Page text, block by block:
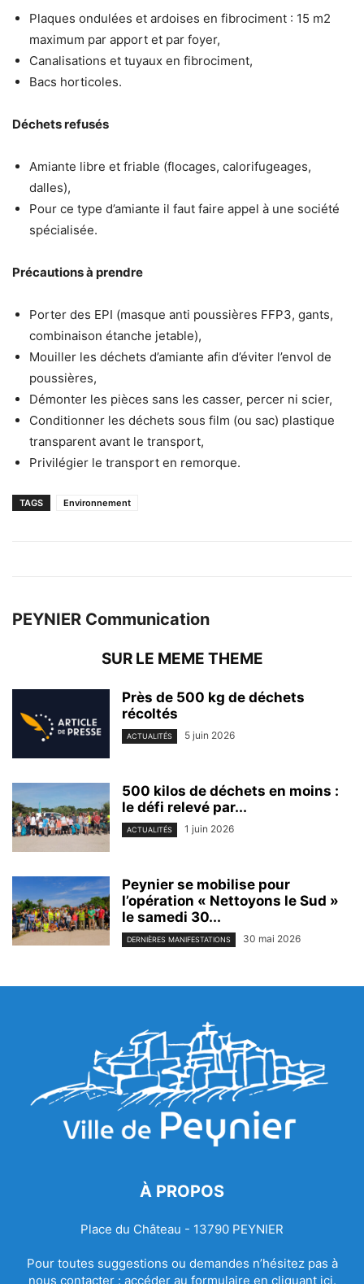
Plaques ondulées et ardoises en fibrociment : 15 m2
maximum par apport et par foyer,
Canalisations et tuyaux en fibrociment,
Bacs horticoles.
Déchets refusés
Amiante libre et friable (flocages, calorifugeages,
dalles),
Pour ce type d’amiante il faut faire appel à une société
spécialisée.
Précautions à prendre
Porter des EPI (masque anti poussières FFP3, gants,
combinaison étanche jetable),
Mouiller les déchets d’amiante afin d’éviter l’envol de
poussières,
Démonter les pièces sans les casser, percer ni scier,
Conditionner les déchets sous film (ou sac) plastique
transparent avant le transport,
Privilégier le transport en remorque.
TAGS Environnement
PEYNIER Communication
SUR LE MEME THEME
Près de 500 kg de déchets
récoltés
ACTUALITÉS 5 juin 2026
500 kilos de déchets en moins :
le défi relevé par...
ACTUALITÉS 1 juin 2026
Peynier se mobilise pour
l’opération « Nettoyons le Sud »
le samedi 30...
DERNIÈRES MANIFESTATIONS 30 mai 2026
À PROPOS
Place du Château - 13790 PEYNIER
Pour toutes suggestions ou demandes n’hésitez pas à
nous contacter : accéder au formulaire en cliquant ici.